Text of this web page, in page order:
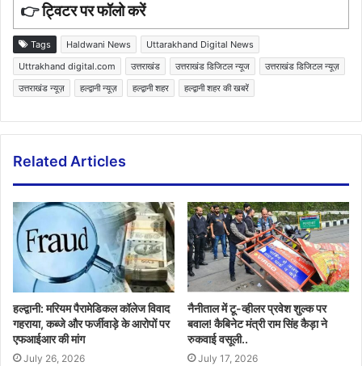
👉ट्विटर पर फॉलो करें
Tags Haldwani News
Uttarakhand Digital News
Uttrakhand digital.com
उत्तराखंड उत्तराखंड डिजिटल न्यूज
उत्तराखंड डिजिटल न्यूज़
उत्तराखंड न्यूज़
हल्द्वानी न्यूज़ हल्द्वानी शहर हल्द्वानी शहर की खबरें
Related Articles
हल्द्वानी: मरियम पैरामेडिकल कॉलेज विवाद
गहराया, कब्जे और फर्जीवाड़े के आरोपों पर
एफआईआर की मांग
July 26, 2026
नैनीताल में टू-व्हीलर प्रवेश शुल्क पर
बवाल! कैबिनेट मंत्री राम सिंह कैड़ा ने
रुकवाई वसूली..
July 17, 2026